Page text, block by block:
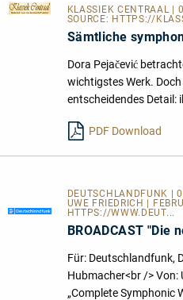
KLASSIEK CENTRAAL |
SOURCE: HTTPS://
Sämtliche
Dora Pejačević
wichtigstes Werk.
entscheidendes Detail:
PDF Download
DEUTSCHLANDFUNK |
UWE FRIEDRICH |
HTTPS://WWW.DEUT...
BROADCAST "Die
Für: Deutschlandfunk,
Hubmacher<br /> Von:
„Complete Symphonic